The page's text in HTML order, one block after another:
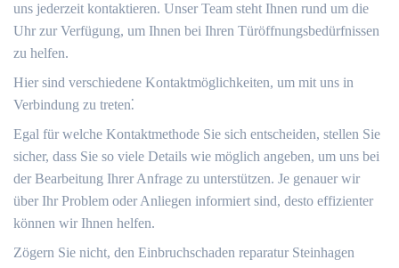
uns jederzeit kontaktieren.​ Unser Team steht Ihnen rund um die
Uhr zur Verfügung, um Ihnen bei Ihren Türöffnungsbedürfnissen
zu helfen.​
Hier sind verschiedene Kontaktmöglichkeiten, um mit uns in
Verbindung zu treten⁚
Egal für welche Kontaktmethode Sie sich entscheiden, stellen Sie
sicher, dass Sie so viele Details wie möglich angeben, um uns bei
der Bearbeitung Ihrer Anfrage zu unterstützen. Je genauer wir
über Ihr Problem oder Anliegen informiert sind, desto effizienter
können wir Ihnen helfen.​
Zögern Sie nicht, den Einbruchschaden reparatur Steinhagen